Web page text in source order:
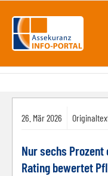
26. Mär2026
Nur sechs
Rating bewertet